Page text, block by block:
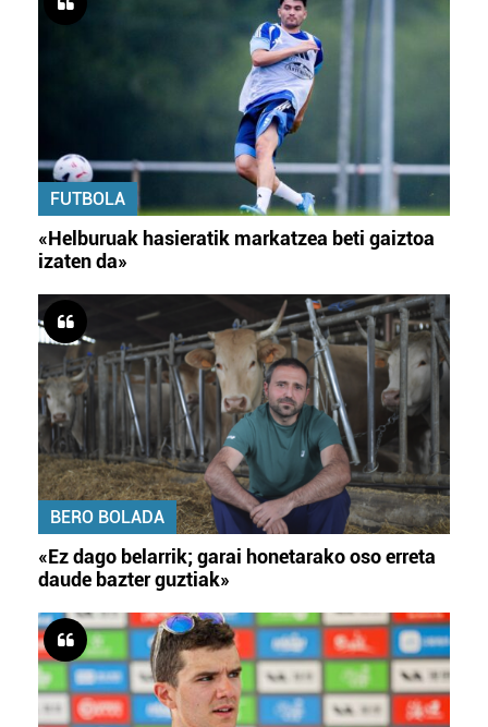
FUTBOLA
«Helburuak hasieratik markatzea beti gaiztoa
izaten da»
BERO BOLADA
«Ez dago belarrik; garai honetarako oso erreta
daude bazter guztiak»